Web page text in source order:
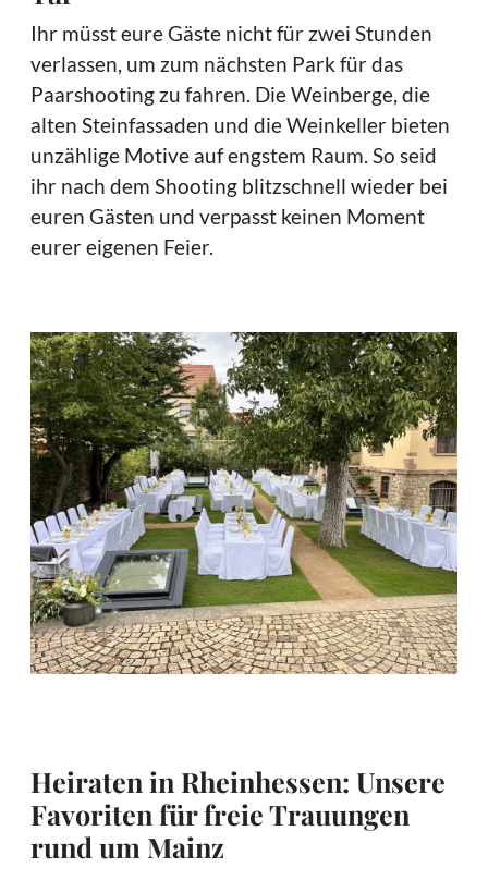
Ihr müsst eure Gäste nicht für zwei Stunden
verlassen, um zum nächsten Park für das
Paarshooting zu fahren. Die Weinberge, die
alten Steinfassaden und die Weinkeller bieten
unzählige Motive auf engstem Raum. So seid
ihr nach dem Shooting blitzschnell wieder bei
euren Gästen und verpasst keinen Moment
eurer eigenen Feier.
Heiraten in Rheinhessen: Unsere
Favoriten für freie Trauungen
rund um Mainz